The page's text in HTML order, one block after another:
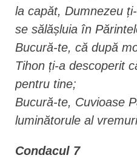
la capăt, Dumnezeu
se sălășluia în
Bucură-te, că după
Tihon ți-a descoperit
pentru tine;
Bucură-te, Cuvioase
luminătorule al
Condacul 7